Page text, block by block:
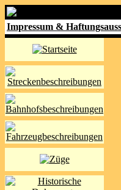
Impressum &